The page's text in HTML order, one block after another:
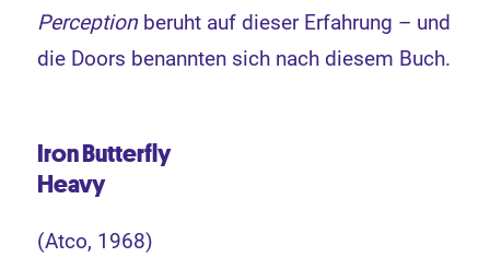
Perception beruht auf dieser Erfahrung – und
die Doors benannten sich nach diesem Buch.
Iron Butterfly
Heavy
(Atco, 1968)